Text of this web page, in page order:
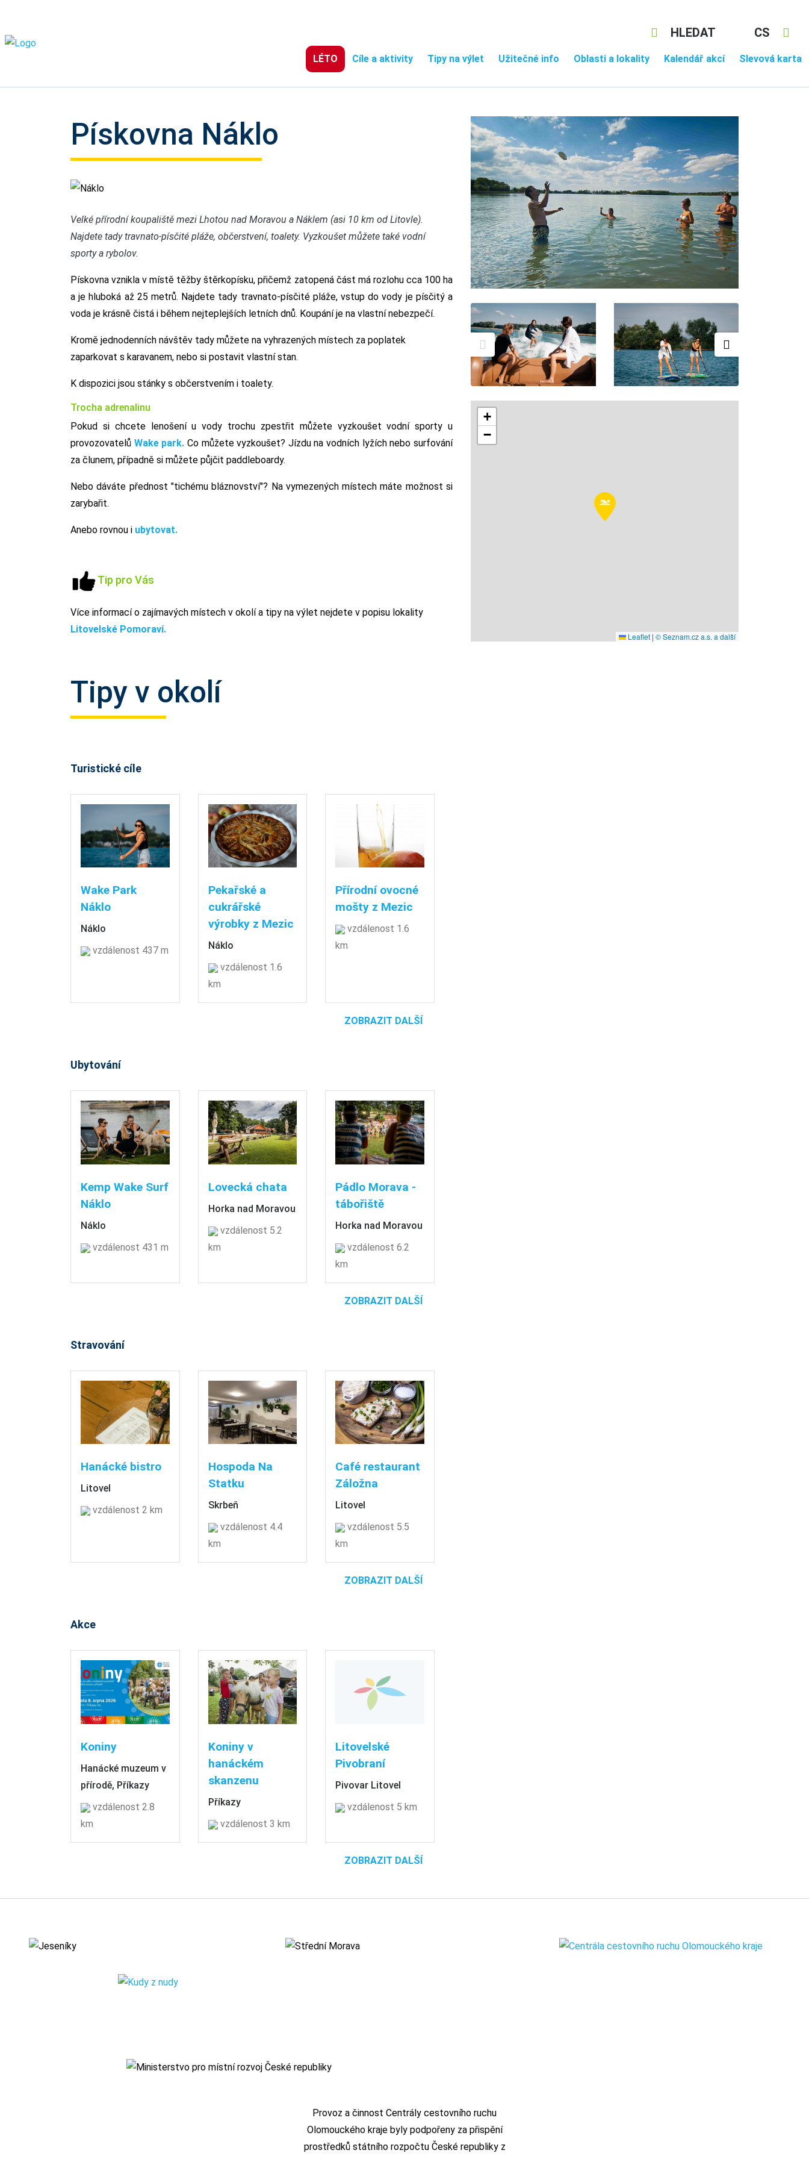
CS
HLEDAT
LÉTO Cíle a aktivity Tipy na výlet Užitečné info Oblasti a lokality Kalendář akcí Slevová karta
Pískovna Náklo
Náklo
Velké přírodní koupaliště mezi Lhotou nad Moravou a Náklem (asi 10 km od Litovle).
Najdete tady travnato-písčité pláže, občerstvení, toalety. Vyzkoušet můžete také vodní
sporty a rybolov.
Pískovna vznikla v místě těžby štěrkopísku, přičemž zatopená část má rozlohu cca 100 ha
a je hluboká až 25 metrů. Najdete tady travnato-písčité pláže, vstup do vody je písčitý a
voda je krásně čistá i během nejteplejších letních dnů. Koupání je na vlastní nebezpečí.
Kromě jednodenních návštěv tady můžete na vyhrazených místech za poplatek
zaparkovat s karavanem, nebo si postavit vlastní stan.
K dispozici jsou stánky s občerstvením i toalety.
Trocha adrenalinu
Pokud si chcete lenošení u vody trochu zpestřit můžete vyzkoušet vodní sporty u
provozovatelů Wake park. Co můžete vyzkoušet? Jízdu na vodních lyžích nebo surfování
za člunem, případně si můžete půjčit paddleboardy.
Nebo dáváte přednost "tichému bláznovství"? Na vymezených místech máte možnost si
zarybařit.
Anebo rovnou i ubytovat.
Tip pro Vás
Více informací o zajímavých místech v okolí a tipy na výlet nejdete v popisu lokality
Litovelské Pomoraví.
Tipy v okolí
Turistické cíle
Wake Park
Náklo
Náklo
vzdálenost 437 m
Pekařské a
cukrářské
výrobky z Mezic
Náklo
vzdálenost 1.6
km
Přírodní ovocné
mošty z Mezic
vzdálenost 1.6
km
ZOBRAZIT DALŠÍ
Ubytování
Kemp Wake Surf
Náklo
Náklo
vzdálenost 431 m
Lovecká chata
Horka nad Moravou
vzdálenost 5.2
km
Pádlo Morava -
tábořiště
Horka nad Moravou
vzdálenost 6.2
km
ZOBRAZIT DALŠÍ
Stravování
Hanácké bistro
Litovel
vzdálenost 2 km
Hospoda Na
Statku
Skrbeň
vzdálenost 4.4
km
Café restaurant
Záložna
Litovel
vzdálenost 5.5
km
ZOBRAZIT DALŠÍ
Akce
Koniny
Hanácké muzeum v
přírodě, Příkazy
vzdálenost 2.8
km
Koniny v
hanáckém
skanzenu
Příkazy
vzdálenost 3 km
Litovelské
Pivobraní
Pivovar Litovel
vzdálenost 5 km
ZOBRAZIT DALŠÍ
+
−
Leaflet | © Seznam.cz a.s. a další
Provoz a činnost Centrály cestovního ruchu
Olomouckého kraje byly podpořeny za přispění
prostředků státního rozpočtu České republiky z